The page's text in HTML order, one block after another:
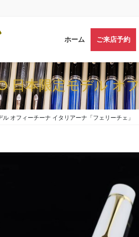
ホーム ご来店予約
日本限定モデル オ
オフィーチーナ イタリアーナ「フェリーチェ」